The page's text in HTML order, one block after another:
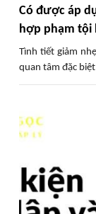
Có được áp
hợp phạm tội
Tình tiết giảm
quan tâm đặc